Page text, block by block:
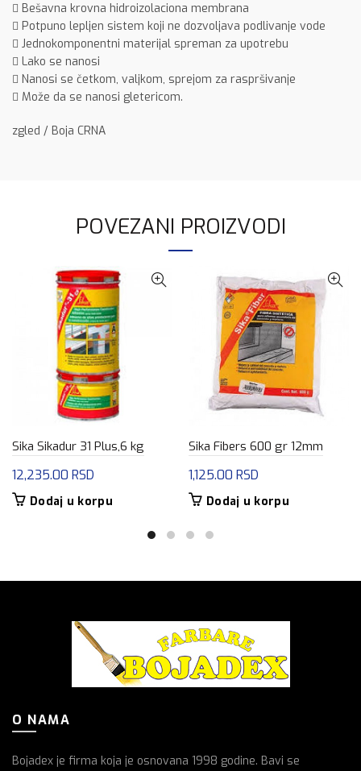
 Bešavna krovna hidroizolaciona membrana
 Potpuno lepljen sistem koji ne dozvoljava podlivanje vode
 Jednokomponentni materijal spreman za upotrebu
 Lako se nanosi
 Nanosi se četkom, valjkom, sprejom za raspršivanje
 Može da se nanosi gletericom.
zgled / Boja CRNA
POVEZANI PROIZVODI
Sika Sikadur 31 Plus,6 kg
12,235.00 RSD
Dodaj u korpu
Sika Fibers 600 gr 12mm
1,125.00 RSD
Dodaj u korpu
O NAMA
Bojadex je firma koja je osnovana 1998 godine. Bavi se